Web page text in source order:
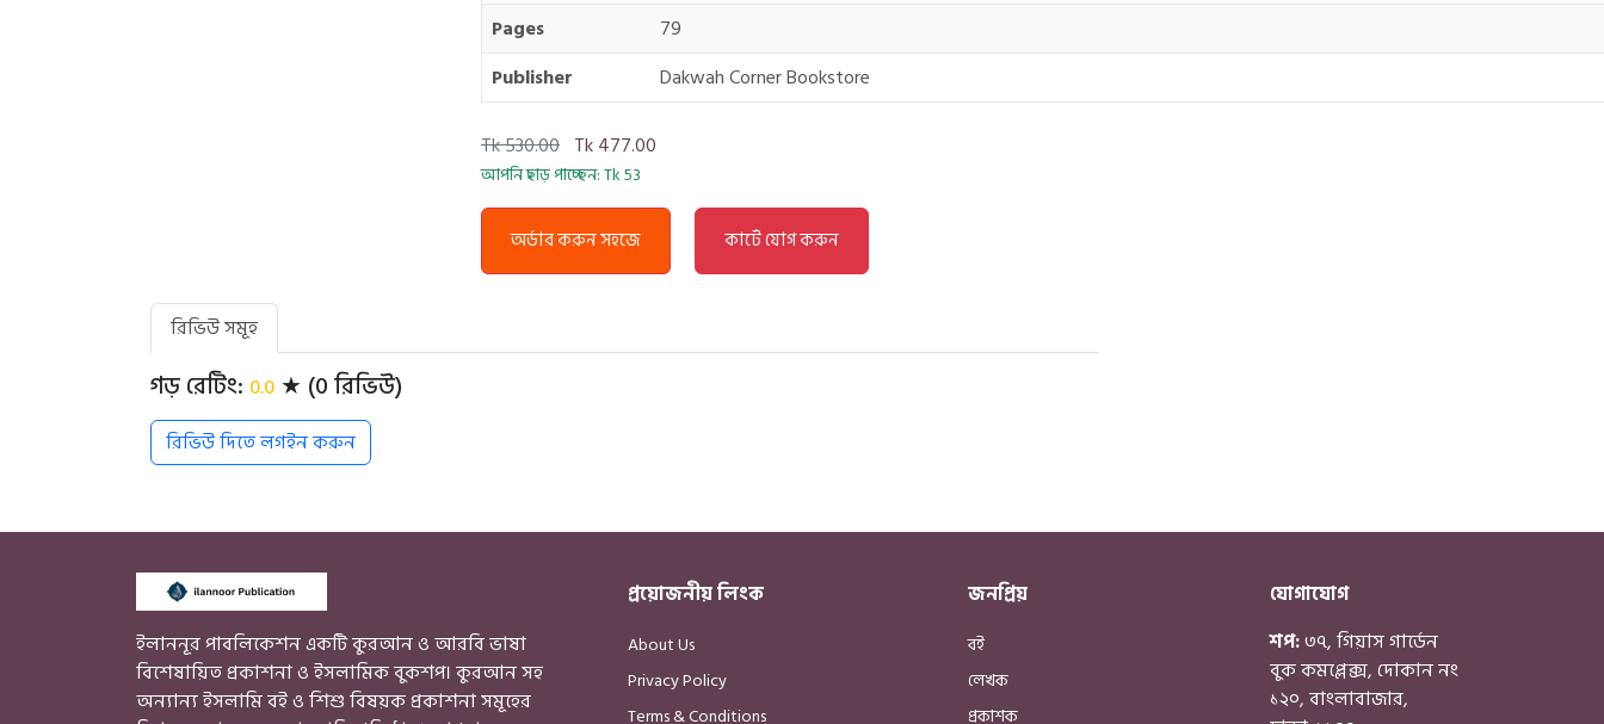
Pages
79
Publisher
Dakwah Corner Bookstore
Tk 530.00 Tk 477.00
আপনি ছাড় পাচ্ছেন: Tk 53
অর্ডার করুন সহজে কার্টে যোগ করুন
রিভিউ সমূহ
গড় রেটিং: 0.0 ★ (0 রিভিউ)
রিভিউ দিতে লগইন করুন
ইলাননূর পাবলিকেশন একটি কুরআন ও আরবি ভাষা
বিশেষায়িত প্রকাশনা ও ইসলামিক বুকশপ। কুরআন সহ
অন্যান্য ইসলামি বই ও শিশু বিষয়ক প্রকাশনা সমূহের
প্রয়োজনীয় লিংক
About Us
Privacy Policy
Terms & Conditions
জনপ্রিয়
বই
লেখক
প্রকাশক
যোগাযোগ
শপ:৩৭, গিয়াস গার্ডেন
বুক কমপ্লেক্স, দোকান নং
১২০, বাংলাবাজার,